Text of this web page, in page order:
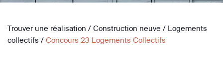
Trouver une réalisation / Construction neuve / Logements
collectifs / Concours 23 Logements Collectifs